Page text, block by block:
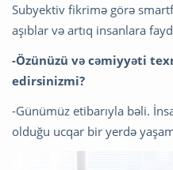
Subyektiv fikrimə görə
aşıblar və artıq insanlara
-Özünüzü və cəmiyyəti
edirsinizmi?
-Günümüz etibarıyla bəli.
olduğu ucqar bir yerdə